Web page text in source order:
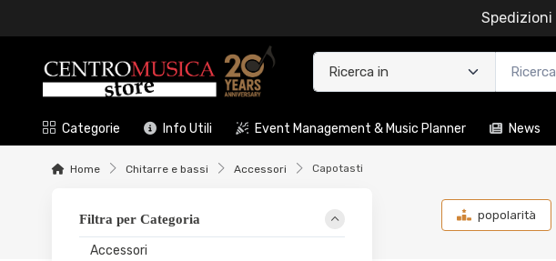
Spedizioni
Categorie Info Utili Event Management & Music Planner News
Home Chitarre e bassi Accessori Capotasti
Filtra per Categoria
Accessori
popolarità